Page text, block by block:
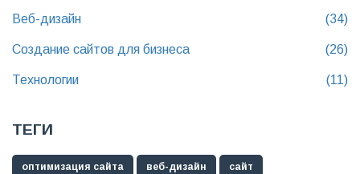
Веб-дизайн (34)
Создание сайтов для бизнеса (26)
Технологии (11)
ТЕГИ
оптимизация сайта веб-дизайн сайт